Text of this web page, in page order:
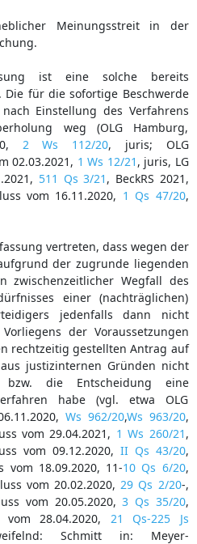
Meinungsstreit in der
ist eine solche bereits
für die sofortige Beschwerde
Einstellung des Verfahrens
weg (OLG Hamburg,
2 Ws 112/20, juris; OLG
02.03.2021, 1 Ws 12/21 , juris, LG
511 Qs 3/21 , BeckRS 2021,
vom 16.11.2020, 1 Qs 47/20,
vertreten, dass wegen der
der zugrunde liegenden
zwischenzeitlicher Wegfall des
einer (nachträglichen)
jedenfalls dann nicht
der Voraussetzungen
rechtzeitig gestellten Antrag auf
justizinternen Gründen nicht
die Entscheidung eine
habe (vgl. etwa OLG
Ws 962/20,Ws 963/20,
vom 29.04.2021, 1 Ws 260/21 ,
vom 09.12.2020, II Qs 43/20,
vom 18.09.2020, 11-10 Qs 6/20,
vom 20.02.2020, 29 Qs 2/20-,
vom 20.05.2020,3 Qs 35/20,
28.04.2020, 21 Qs-225 Js
Schmitt in: Meyer-